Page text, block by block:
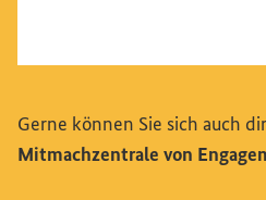
Gerne können Sie sich auch
Mitmachzentrale von